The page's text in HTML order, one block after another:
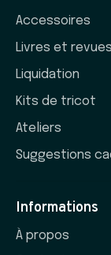
Accessoires
Livres et revues
Liquidation
Kits de tricot
Ateliers
Suggestions
Informations
À propos